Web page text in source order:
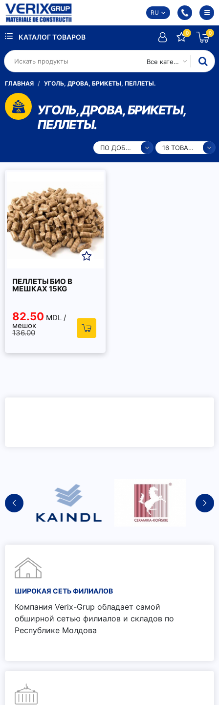
RU
КАТАЛОГ ТОВАРОВ
Все категории
0 0
ГЛАВНАЯ УГОЛЬ, ДРОВА, БРИКЕТЫ, ПЕЛЛЕТЫ.
УГОЛЬ, ДРОВА, БРИКЕТЫ,
ПЕЛЛЕТЫ.
ПО ДОБАВЛЕНИЮ 16 ТОВАРОВ
ПЕЛЛЕТЫ БИО В
МЕШКАХ 15KG
82.50 MDL /
мешок
136.00
ШИРОКАЯ СЕТЬ ФИЛИАЛОВ
Компания Verix-Grup обладает самой
обширной сетью филиалов и складов по
Республике Молдова